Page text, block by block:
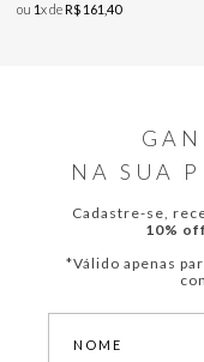
ou 1x deR$ 161 40
NA SUA
Cadastre-se,
10%
*Válido apenas